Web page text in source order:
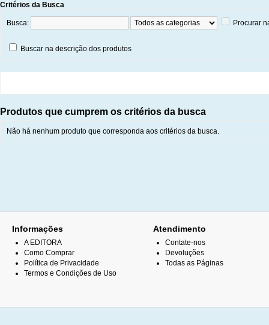
Critérios da Busca
Busca: Procurar
Buscar na descrição dos produtos
Produtos que cumprem os critérios da busca
Não há nenhum produto que corresponda aos critérios da busca.
Informações
A EDITORA
Como Comprar
Política de Privacidade
Termos e Condições de Uso
Atendimento
Contate-nos
Devoluções
Todas as Páginas